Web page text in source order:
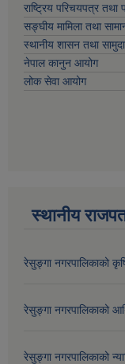
राष्ट्रिय परिचयपत्र
सङ्घीय मामिला तथा
स्थानीय शासन तथा
नेपाल कानुन आयोग
लोक सेवा आयोग
स्थानीय
रेसुङ्गा नगरपालिकाको
रेसुङ्गा नगरपालिकाको
रेसुङ्गा नगरपालिकाको